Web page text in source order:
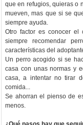
que en refugios, quieras o
mueven, mas que si se
siempre ayuda.
Otro factor es conocer el
siempre recomendar
características del
Un perro acogido si se
casa con unas normas y
casa, a intentar no tirar
comida...
Se ahorran el pienso de
menos.